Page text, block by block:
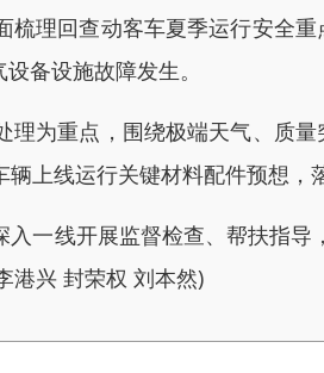
理回查动客车夏季运行安全
备设施故障发生。
重点，围绕极端天气、质量
上线运行关键材料配件预想，
线开展监督检查、帮扶指导
港兴 封荣权 刘本然)